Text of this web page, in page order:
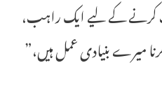
کرنے کے لیے ایک راہب،
میرے بنیادی عمل ہیں،”